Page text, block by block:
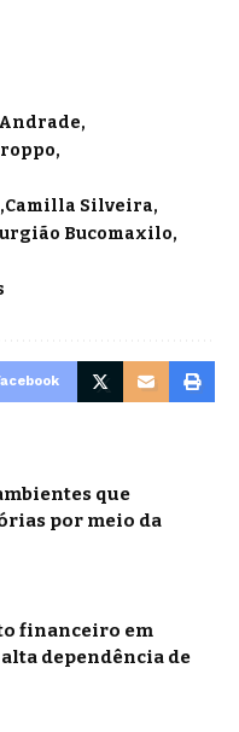
Camilla Silveira
Bucomaxilo
que
por meio da
financeiro em
dependência de